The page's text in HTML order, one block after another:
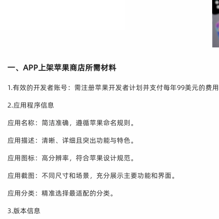
一、APP上架苹果商店所需材料
1.有效的开发者账号：需注册苹果开发者计划并支付每年99美元的费
2.应用程序信息
应用名称：简洁准确，遵循苹果命名规则。
应用描述：清晰、详细且突出功能与特色。
应用图标：高分辨率，符合苹果设计规范。
应用截图：不同尺寸和场景，充分展示主要功能和界面。
应用分类：精准选择最适配的分类。
3.版本信息